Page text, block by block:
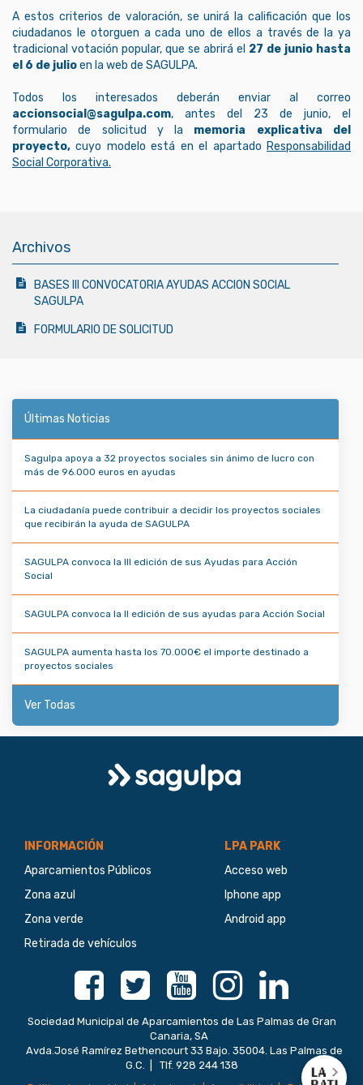
A estos criterios de valoración, se unirá la calificación que los
ciudadanos le otorguen a cada uno de ellos a través de la ya
tradicional votación popular, que se abrirá el 27 de junio hasta
el 6 de julioen la web de SAGULPA.
Todos los interesados deberán enviar al correo
accionsocial@sagulpa.com, antes del 23 de junio, el
formulario de solicitud y la memoria explicativa del
proyecto, cuyo modelo está en el apartado Responsabilidad
Social Corporativa.
Archivos
BASES III CONVOCATORIA AYUDAS ACCION SOCIAL
SAGULPA
FORMULARIO DE SOLICITUD
Últimas Noticias
Sagulpa apoya a 32 proyectos sociales sin ánimo de lucro con
más de 96.000 euros en ayudas
La ciudadanía puede contribuir a decidir los proyectos sociales
que recibirán la ayuda de SAGULPA
SAGULPA convoca la III edición de sus Ayudas para Acción
Social
SAGULPA convoca la II edición de sus ayudas para Acción Social
SAGULPA aumenta hasta los 70.000€ el importe destinado a
proyectos sociales
Ver Todas
Logo
Sagulpa
INFORMACIÓN
Aparcamientos Públicos
Zona azul
Zona verde
Retirada de vehículos
LPA PARK
Acceso web
Iphone app
Android app
Facebook Twitter Youtube Instagram Linkedin
Sociedad Municipal de Aparcamientos de Las Palmas de Gran
Canaria, SA
Avda.José Ramírez Bethencourt 33 Bajo. 35004. Las Palmas de
G.C. | Tlf. 928 244 138